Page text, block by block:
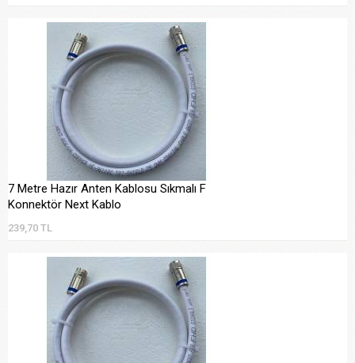
7 Metre Hazır Anten Kablosu Sıkmalı F
Konnektör Next Kablo
239,70 TL